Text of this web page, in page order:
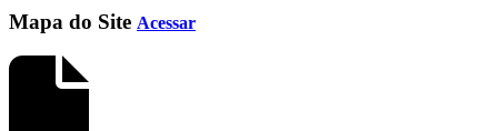
Mapa do Site Acessar